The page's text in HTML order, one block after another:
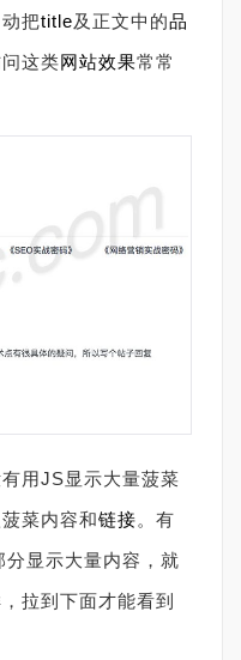
把title及正文中的品
这类网站效果常常
用JS显示大量菠菜
菜内容和链接。有
显示大量内容，就
拉到下面才能看到